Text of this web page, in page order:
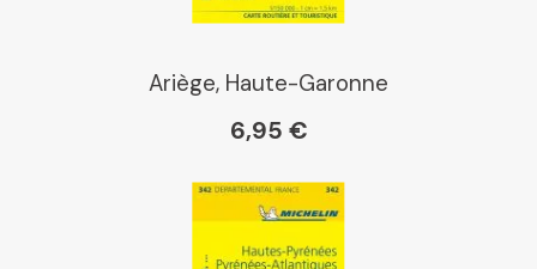
Ariège, Haute-Garonne
6,95 €